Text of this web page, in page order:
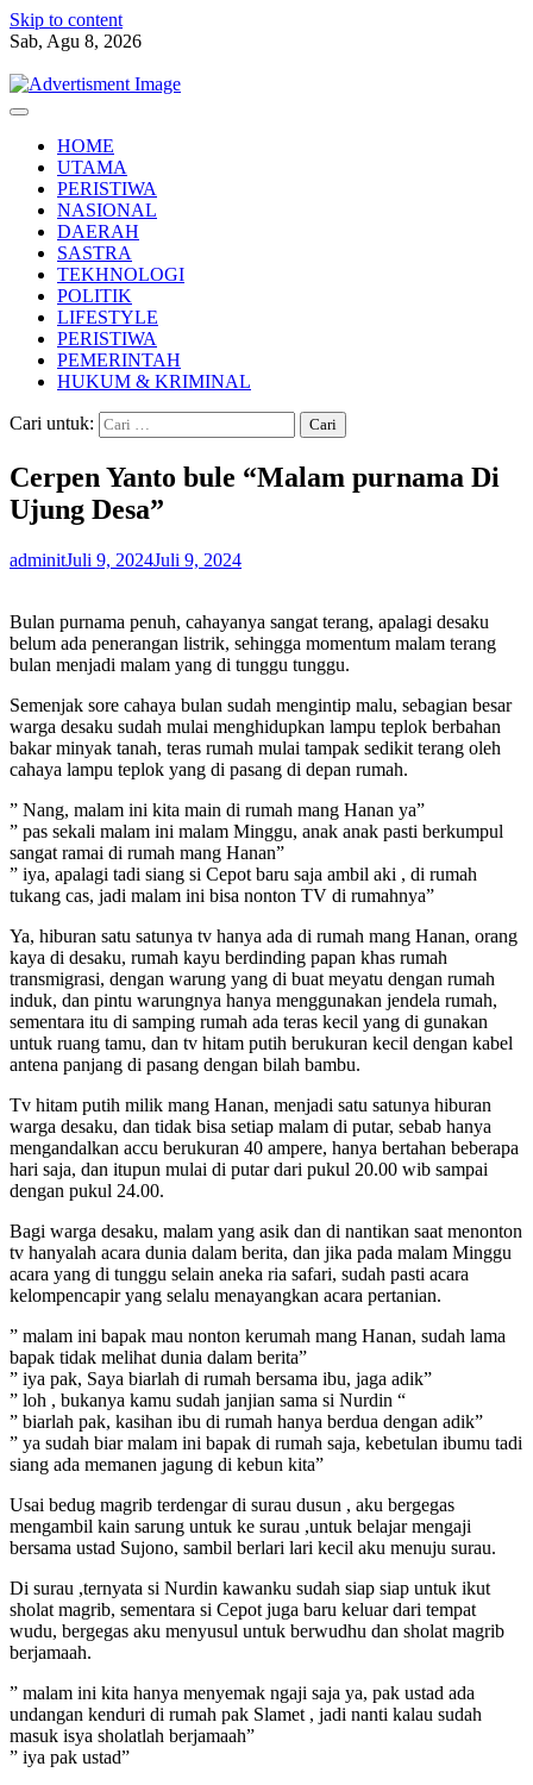
Skip to content
Sab, Agu 8, 2026
HOME
UTAMA
PERISTIWA
NASIONAL
DAERAH
SASTRA
TEKHNOLOGI
POLITIK
LIFESTYLE
PERISTIWA
PEMERINTAH
HUKUM & KRIMINAL
Cari untuk:
Cerpen Yanto bule “Malam purnama Di
Ujung Desa”
adminitJuli 9, 2024Juli 9, 2024
Bulan purnama penuh, cahayanya sangat terang, apalagi desaku
belum ada penerangan listrik, sehingga momentum malam terang
bulan menjadi malam yang di tunggu tunggu.
Semenjak sore cahaya bulan sudah mengintip malu, sebagian besar
warga desaku sudah mulai menghidupkan lampu teplok berbahan
bakar minyak tanah, teras rumah mulai tampak sedikit terang oleh
cahaya lampu teplok yang di pasang di depan rumah.
” Nang, malam ini kita main di rumah mang Hanan ya”
” pas sekali malam ini malam Minggu, anak anak pasti berkumpul
sangat ramai di rumah mang Hanan”
” iya, apalagi tadi siang si Cepot baru saja ambil aki , di rumah
tukang cas, jadi malam ini bisa nonton TV di rumahnya”
Ya, hiburan satu satunya tv hanya ada di rumah mang Hanan, orang
kaya di desaku, rumah kayu berdinding papan khas rumah
transmigrasi, dengan warung yang di buat meyatu dengan rumah
induk, dan pintu warungnya hanya menggunakan jendela rumah,
sementara itu di samping rumah ada teras kecil yang di gunakan
untuk ruang tamu, dan tv hitam putih berukuran kecil dengan kabel
antena panjang di pasang dengan bilah bambu.
Tv hitam putih milik mang Hanan, menjadi satu satunya hiburan
warga desaku, dan tidak bisa setiap malam di putar, sebab hanya
mengandalkan accu berukuran 40 ampere, hanya bertahan beberapa
hari saja, dan itupun mulai di putar dari pukul 20.00 wib sampai
dengan pukul 24.00.
Bagi warga desaku, malam yang asik dan di nantikan saat menonton
tv hanyalah acara dunia dalam berita, dan jika pada malam Minggu
acara yang di tunggu selain aneka ria safari, sudah pasti acara
kelompencapir yang selalu menayangkan acara pertanian.
” malam ini bapak mau nonton kerumah mang Hanan, sudah lama
bapak tidak melihat dunia dalam berita”
” iya pak, Saya biarlah di rumah bersama ibu, jaga adik”
” loh , bukanya kamu sudah janjian sama si Nurdin “
” biarlah pak, kasihan ibu di rumah hanya berdua dengan adik”
” ya sudah biar malam ini bapak di rumah saja, kebetulan ibumu tadi
siang ada memanen jagung di kebun kita”
Usai bedug magrib terdengar di surau dusun , aku bergegas
mengambil kain sarung untuk ke surau ,untuk belajar mengaji
bersama ustad Sujono, sambil berlari lari kecil aku menuju surau.
Di surau ,ternyata si Nurdin kawanku sudah siap siap untuk ikut
sholat magrib, sementara si Cepot juga baru keluar dari tempat
wudu, bergegas aku menyusul untuk berwudhu dan sholat magrib
berjamaah.
” malam ini kita hanya menyemak ngaji saja ya, pak ustad ada
undangan kenduri di rumah pak Slamet , jadi nanti kalau sudah
masuk isya sholatlah berjamaah”
” iya pak ustad”